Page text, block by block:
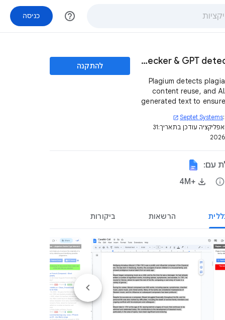
help_outline כניסה
Plagium - plagiarism checker & GPT detector
Plagium detects
content reuse, and
generated text to
Septet Systems
open_in_new
עודכן בתאריך:31
להתקנה
עם:
info
+4M‏
הרשאות ביקורות